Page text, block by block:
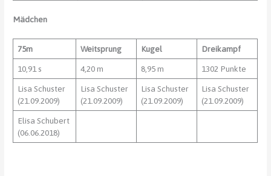
Mädchen
75m Weitsprung Kugel Dreikampf
10,91 s 4,20 m 8,95 m 1302 Punkte
Lisa Schuster
(21.09.2009)
Lisa Schuster
(21.09.2009)
Lisa Schuster
(21.09.2009)
Lisa Schuster
(21.09.2009)
Elisa Schubert
(06.06.2018)